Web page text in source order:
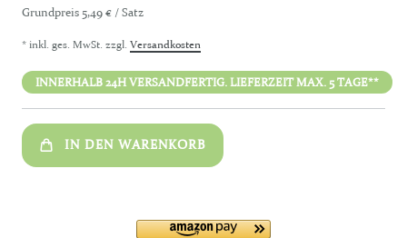
Grundpreis 5,49 € / Satz
* inkl. ges. MwSt. zzgl. Versandkosten
INNERHALB 24H VERSANDFERTIG. LIEFERZEIT MAX. 5 TAGE**
IN DEN WARENKORB